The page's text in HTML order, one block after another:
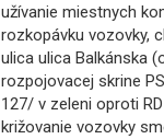
užívanie miestnych
rozkopávku vozovky,
ulica ulica Balkánska
rozpojovacej skrine
127/ v zeleni oproti
križovanie vozovky